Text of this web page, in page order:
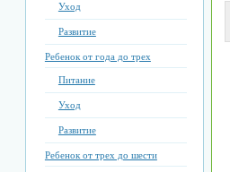
Уход
Развитие
Ребенок от года до трех
Питание
Уход
Развитие
Ребенок от трех до шести